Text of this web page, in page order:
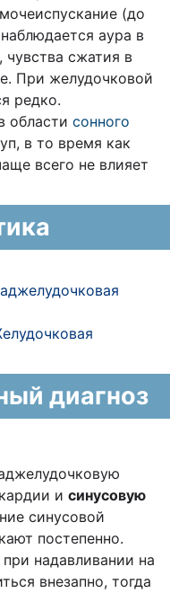
(до
аура в
чувства сжатия в
При желудочковой
редко.
области сонного
в то время как
всего не влияет
диагноз
и синусовую
синусовой
постепенно.
надавливании на
внезапно, тогда